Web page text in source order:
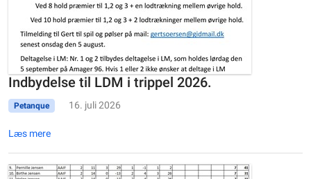
Indbydelse til LDM i trippel 2026.
Petanque 16. juli 2026
Læs mere